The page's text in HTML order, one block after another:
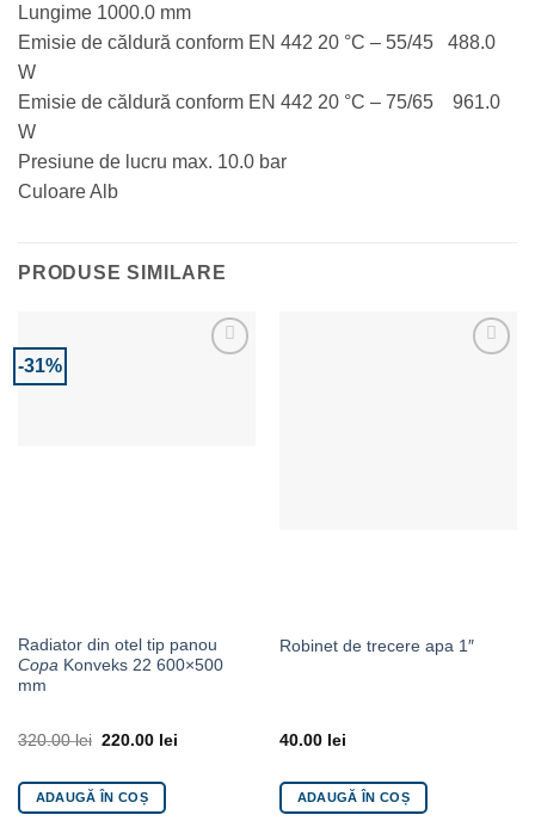
Lungime 1000.0 mm
Emisie de căldură conform EN 442 20 °C – 55/45 488.0
W
Emisie de căldură conform EN 442 20 °C – 75/65 961.0
W
Presiune de lucru max. 10.0 bar
Culoare Alb
PRODUSE SIMILARE
-31%
Radiator din otel tip panou
CopaKonveks 22 600×500
mm
320.00lei 220.00 lei
ADAUGĂ ÎN COȘ
Robinet de trecere apa 1″
40.00 lei
ADAUGĂ ÎN COȘ